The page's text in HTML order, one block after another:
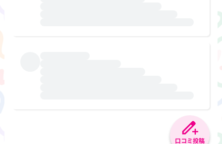
口コミ投稿